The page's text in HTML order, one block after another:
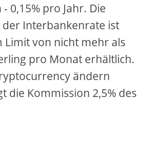
0,15% pro Jahr. Die
der Interbankenrate ist
Limit von nicht mehr als
pro Monat erhältlich.
ändern
die Kommission 2,5% des